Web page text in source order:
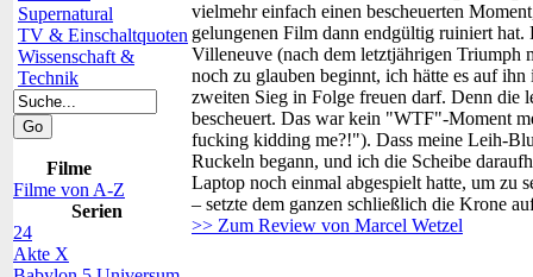
Supernatural
TV & Einschaltquoten
Wissenschaft &
Technik
Filme
Filme von A-Z
Serien
24
Akte X
vielmehr einfach einen bescheuerten
gelungenen Film dann endgültig ruiniert
Villeneuve (nach dem letztjährigen Triumph
noch zu glauben beginnt, ich hätte es auf
zweiten Sieg in Folge freuen darf. Denn die
bescheuert. Das war kein "WTF"-Moment
fucking kidding me?!"). Dass meine Leih-
Ruckeln begann, und ich die Scheibe
Laptop noch einmal abgespielt hatte, um zu
– setzte dem ganzen schließlich die Krone
>> Zum Review von Marcel Wetzel